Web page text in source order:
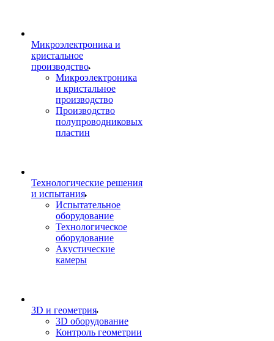
Микроэлектроника и
кристальное
производство
Микроэлектроника
и кристальное
производство
Производство
полупроводниковых
пластин
Технологические решения
и испытания
Испытательное
оборудование
Технологическое
оборудование
Акустические
камеры
3D и геометрия
3D оборудование
Контроль геометрии